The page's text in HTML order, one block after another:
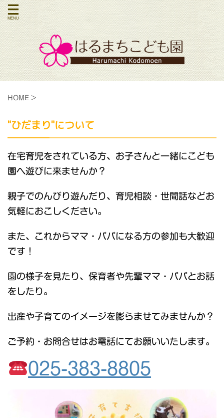
HOME >
"ひだまり"について
在宅育児をされている方、お子さんと一緒にこども
園へ遊びに来ませんか？
親子でのんびり遊んだり、育児相談・世間話などお
気軽におこしください。
また、これからママ・パパになる方の参加も大歓迎
です！
園の様子を見たり、保育者や先輩ママ・パパとお話
をしたり。
出産や子育てのイメージを膨らませてみませんか？
ご予約・お問合せはお電話にてお願いいたします。
025-383-8805